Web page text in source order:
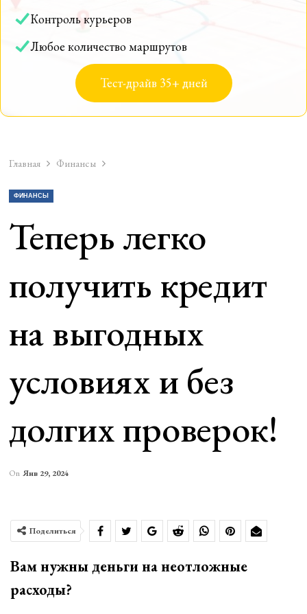
Контроль курьеров
Любое количество маршрутов
Тест-драйв 35+ дней
Главная Финансы
ФИНАНСЫ
Теперь легко
получить кредит
на выгодных
условиях и без
долгих проверок!
On Янв 29, 2024
Поделиться
Вам нужны деньги на неотложные
расходы?